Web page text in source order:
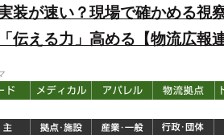
装が速い？現場で確かめる視
伝える力」高める【物流広報